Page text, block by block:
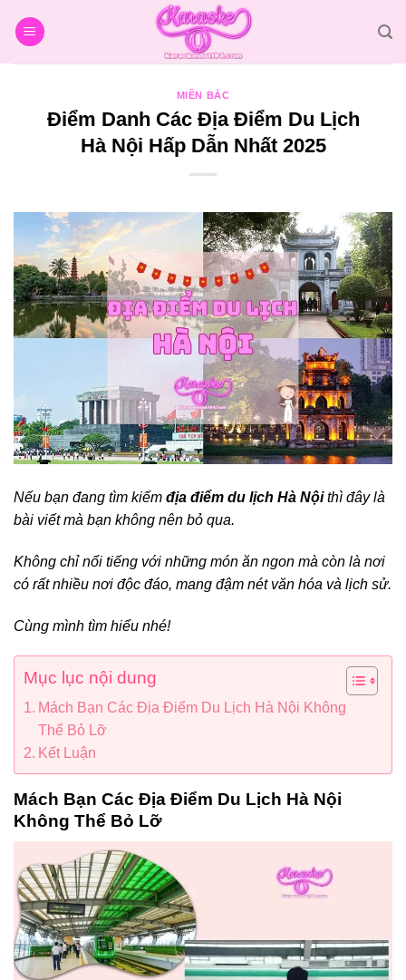
qua
MIỀN BẮC
Điểm Danh Các Địa Điểm Du Lịch
Hà Nội Hấp Dẫn Nhất 2025
Nếu bạn đang tìm kiếm địa điểm du lịch Hà Nộithì đây là
bài viết mà bạn không nên bỏ qua.
Không chỉ nổi tiếng với những món ăn ngon mà còn là nơi
có rất nhiều nơi độc đáo, mang đậm nét văn hóa và lịch sử.
Cùng mình tìm hiểu nhé!
Mục lục nội dung
Mách Bạn Các Địa Điểm Du Lịch Hà Nội Không
Thể Bỏ Lỡ
Kết Luận
Mách Bạn Các Địa Điểm Du Lịch Hà Nội
Không Thể Bỏ Lỡ